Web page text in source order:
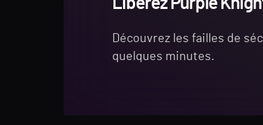
Découvrez les failles de
quelques minutes.